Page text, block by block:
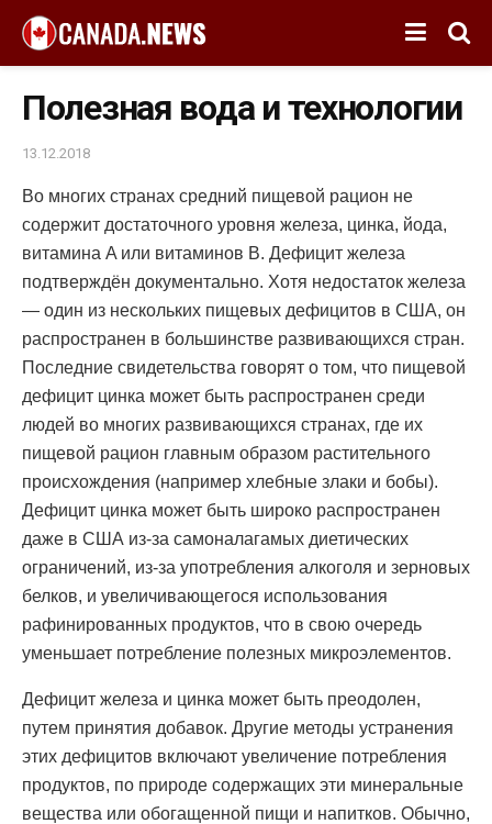
Полезная вода и технологии
13.12.2018
Во многих странах средний пищевой рацион не
содержит достаточного уровня железа, цинка, йода,
витамина A или витаминов B. Дефицит железа
подтверждён документально. Хотя недостаток железа
— один из нескольких пищевых дефицитов в США, он
распространен в большинстве развивающихся стран.
Последние свидетельства говорят о том, что пищевой
дефицит цинка может быть распространен среди
людей во многих развивающихся странах, где их
пищевой рацион главным образом растительного
происхождения (например хлебные злаки и бобы).
Дефицит цинка может быть широко распространен
даже в США из-за самоналагамых диетических
ограничений, из-за употребления алкоголя и зерновых
белков, и увеличивающегося использования
рафинированных продуктов, что в свою очередь
уменьшает потребление полезных микроэлементов.
Дефицит железа и цинка может быть преодолен,
путем принятия добавок. Другие методы устранения
этих дефицитов включают увеличение потребления
продуктов, по природе содержащих эти минеральные
вещества или обогащенной пищи и напитков. Обычно,